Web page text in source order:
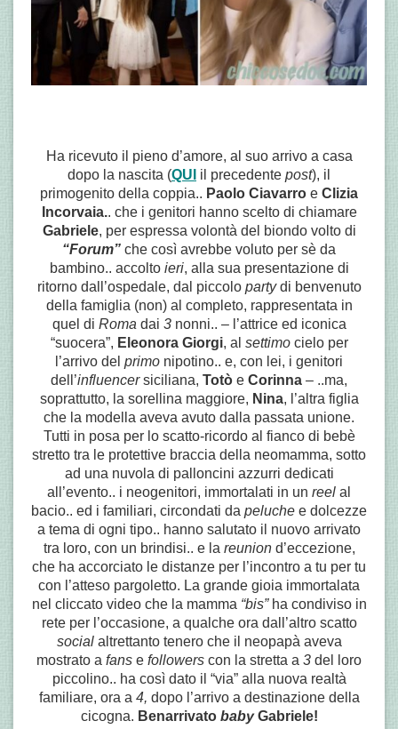
Ha ricevuto il pieno d’amore, al suo arrivo a casa
dopo la nascita (QUI il precedente post), il
primogenito della coppia.. Paolo Ciavarro e Clizia
Incorvaia.. che i genitori hanno scelto di chiamare
Gabriele, per espressa volontà del biondo volto di
“Forum” che così avrebbe voluto per sè da
bambino.. accoltoieri, alla sua presentazione di
ritorno dall’ospedale, dal piccolo partydi benvenuto
della famiglia (non) al completo, rappresentata in
quel di Roma dai 3nonni.. – l’attrice ed iconica
“suocera”, Eleonora Giorgi, al settimocielo per
l’arrivo del primo nipotino.. e, con lei, i genitori
dell’influencersiciliana, Totò e Corinna – ..ma,
soprattutto, la sorellina maggiore, Nina, l’altra figlia
che la modella aveva avuto dalla passata unione.
Tutti in posa per lo scatto-ricordo al fianco di bebè
stretto tra le protettive braccia della neomamma, sotto
ad una nuvola di palloncini azzurri dedicati
all’evento.. i neogenitori, immortalati in un reel al
bacio.. ed i familiari, circondati da peluche e dolcezze
a tema di ogni tipo.. hanno salutato il nuovo arrivato
tra loro, con un brindisi.. e la reuniond’eccezione,
che ha accorciato le distanze per l’incontro a tu per tu
con l’atteso pargoletto. La grande gioia immortalata
nel cliccato video che la mamma “bis”ha condiviso in
rete per l’occasione, a qualche ora dall’altro scatto
socialaltrettanto tenero che il neopapà aveva
mostrato a fans e followers con la stretta a 3 del loro
piccolino.. ha così dato il “via” alla nuova realtà
familiare, ora a 4, dopo l’arrivo a destinazione della
cicogna. Benarrivato babyGabriele!